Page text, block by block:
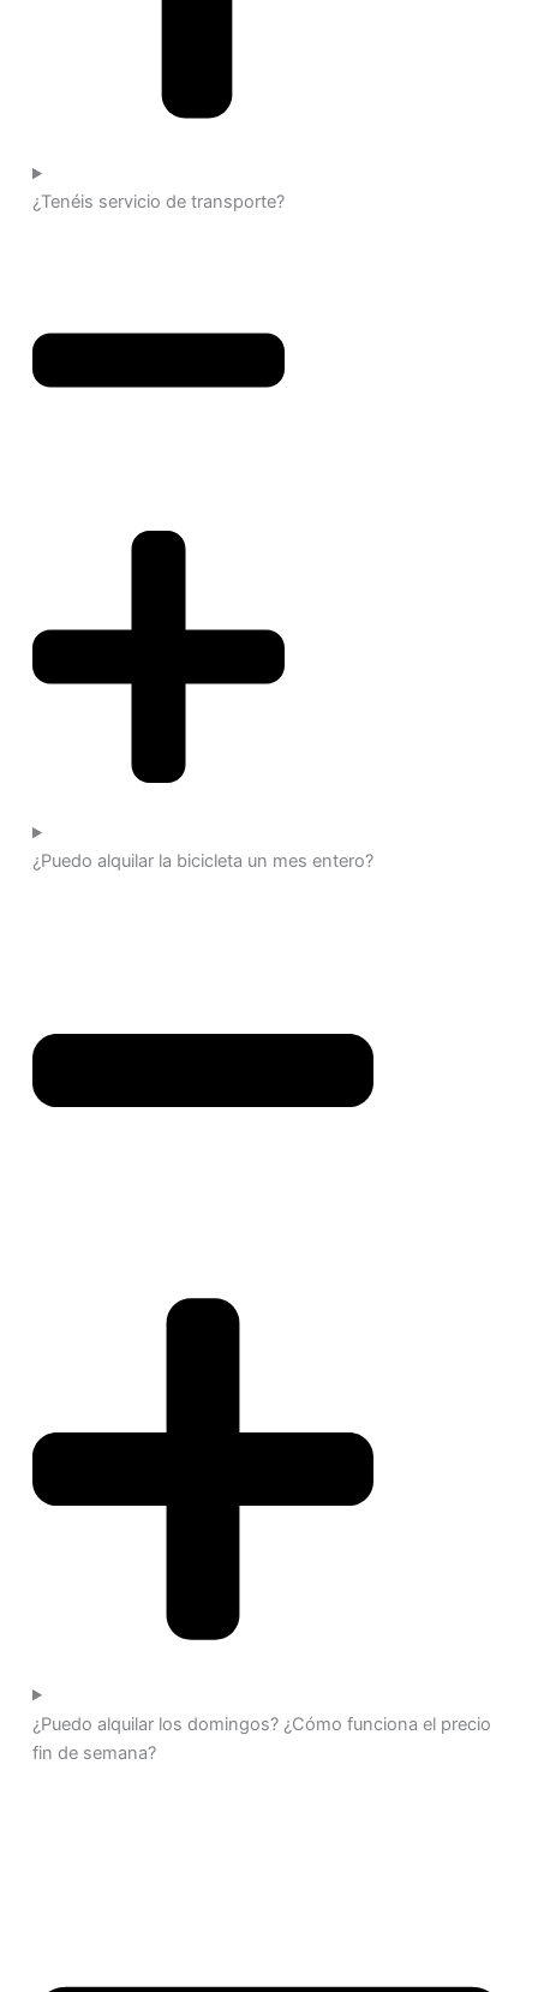
¿Tenéis servicio de transporte?
¿Puedo alquilar la bicicleta un mes entero?
¿Puedo alquilar los domingos? ¿Cómo funciona el precio
fin de semana?